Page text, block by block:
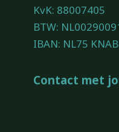
KvK: 88007405
BTW:
IBAN: NL75
Contact met